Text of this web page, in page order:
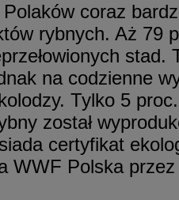
coraz
rybnych. Aż 79
stad.
na codzienne
Tylko 5
został
certyfikat
WWF Polska